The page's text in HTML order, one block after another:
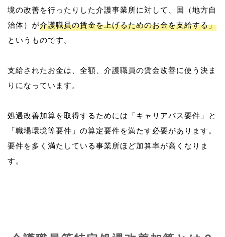
境の改善を行ったりした介護事業所に対して、国（地方自
治体）が介護職員の賃金を上げるためのお金を支給する」
というものです。
支給されたお金は、全額、介護職員の賃金改善に使う決ま
りになっています。
処遇改善加算を取得するためには「キャリアパス要件」と
「職場環境等要件」の算定要件を満たす必要があります。
要件を多く満たしている事業所ほど加算率が高くなりま
す。